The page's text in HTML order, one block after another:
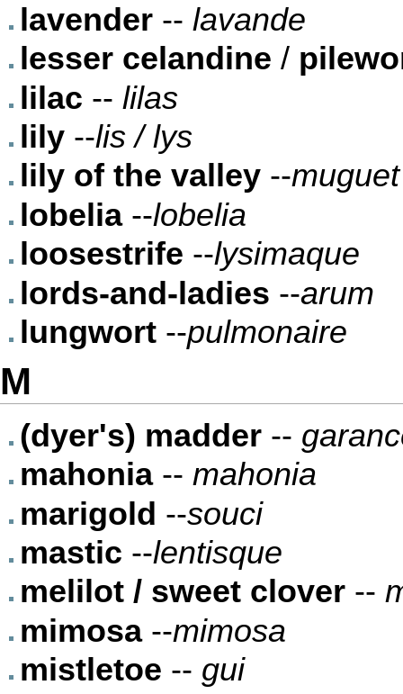
lavender -- lavande
lesser celandine /
lilac -- lilas
lily --lis / lys
lily of the valley --muguet
lobelia--lobelia
loosestrife --lysimaque
lords-and-ladies --arum
lungwort --pulmonaire
M
(dyer's) madder --
mahonia-- mahonia
marigold --souci
mastic --lentisque
melilot / sweet clover --
mimosa--mimosa
mistletoe -- gui